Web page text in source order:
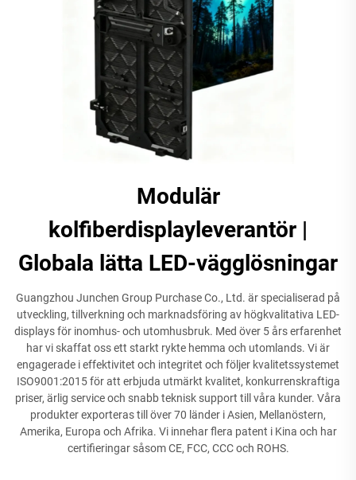
Modulär
kolfiberdisplayleverantör |
Globala lätta LED-vägglösningar
Guangzhou Junchen Group Purchase Co., Ltd. är specialiserad på
utveckling, tillverkning och marknadsföring av högkvalitativa LED-
displays för inomhus- och utomhusbruk. Med över 5 års erfarenhet
har vi skaffat oss ett starkt rykte hemma och utomlands. Vi är
engagerade i effektivitet och integritet och följer kvalitetssystemet
ISO9001:2015 för att erbjuda utmärkt kvalitet, konkurrenskraftiga
priser, ärlig service och snabb teknisk support till våra kunder. Våra
produkter exporteras till över 70 länder i Asien, Mellanöstern,
Amerika, Europa och Afrika. Vi innehar flera patent i Kina och har
certifieringar såsom CE, FCC, CCC och ROHS.